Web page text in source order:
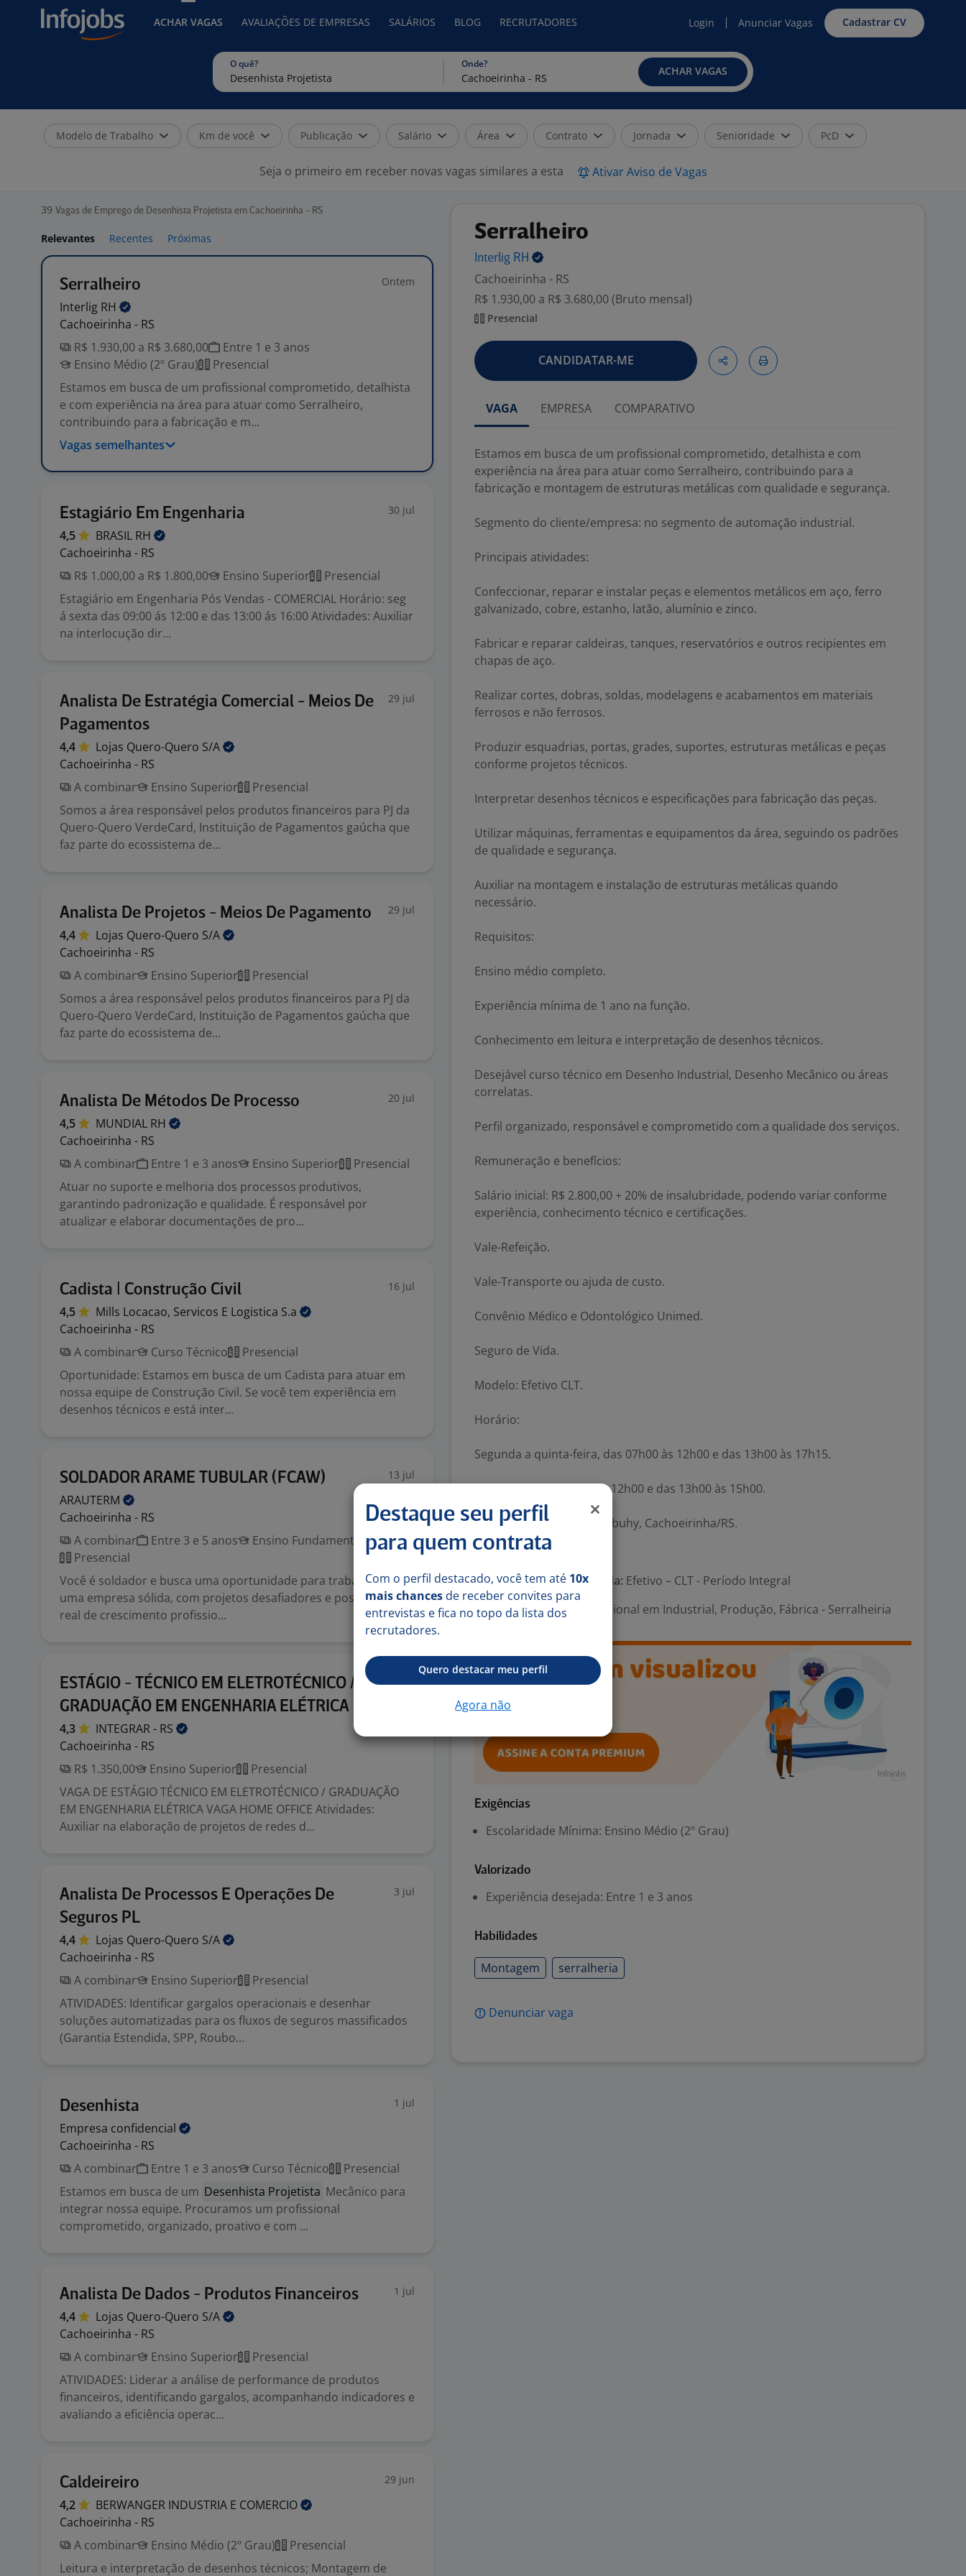
ACHAR VAGAS AVALIAÇÕES DE EMPRESAS SALÁRIOS BLOG RECRUTADORES Login Anunciar Vagas Cadastrar CV
O quê? Onde?
ACHAR VAGAS
Modelo de Trabalho Km de você Publicação Salário Área Contrato Jornada Senioridade PcD
Seja o primeiro em receber novas vagas similares a esta Ativar Aviso de Vagas
39 Vagas de Emprego de Desenhista Projetista em Cachoeirinha - RS
Relevantes Recentes Próximas
Serralheiro Ontem
Interlig RH
Cachoeirinha - RS
R$ 1.930,00 a R$ 3.680,00
Entre 1 e 3 anos
Ensino Médio (2º Grau)
Presencial
Estamos em busca de um profissional comprometido, detalhista
e com experiência na área para atuar como Serralheiro,
contribuindo para a fabricação e m...
Vagas semelhantes
Estagiário Em Engenharia 30 jul
4,5 BRASIL RH
Cachoeirinha - RS
R$ 1.000,00 a R$ 1.800,00
Ensino Superior
Presencial
Estagiário em Engenharia Pós Vendas - COMERCIAL Horário: seg
á sexta das 09:00 ás 12:00 e das 13:00 ás 16:00 Atividades: Auxiliar
na interlocução dir...
Analista De Estratégia Comercial - Meios De
Pagamentos
29 jul
4,4 Lojas Quero-Quero S/A
Cachoeirinha - RS
A combinar
Ensino Superior
Presencial
Somos a área responsável pelos produtos financeiros para PJ da
Quero-Quero VerdeCard, Instituição de Pagamentos gaúcha que
faz parte do ecossistema de...
Analista De Projetos - Meios De Pagamento 29 jul
4,4 Lojas Quero-Quero S/A
Cachoeirinha - RS
A combinar
Ensino Superior
Presencial
Somos a área responsável pelos produtos financeiros para PJ da
Quero-Quero VerdeCard, Instituição de Pagamentos gaúcha que
faz parte do ecossistema de...
Analista De Métodos De Processo 20 jul
4,5 MUNDIAL RH
Cachoeirinha - RS
A combinar
Entre 1 e 3 anos Ensino Superior
Presencial
Atuar no suporte e melhoria dos processos produtivos,
garantindo padronização e qualidade. É responsável por
atualizar e elaborar documentações de pro...
Cadista | Construção Civil 16 jul
4,5 Mills Locacao, Servicos E Logistica S.a
Cachoeirinha - RS
A combinar
Curso Técnico
Presencial
Oportunidade: Estamos em busca de um Cadista para atuar em
nossa equipe de Construção Civil. Se você tem experiência em
desenhos técnicos e está inter...
SOLDADOR ARAME TUBULAR (FCAW) 13 jul
ARAUTERM
Cachoeirinha - RS
A combinar
Entre 3 e 5 anos
Ensino Fundamental (1º grau)
Presencial
Você é soldador e busca uma oportunidade para trabalhar em
uma empresa sólida, com projetos desafiadores e possibilidade
real de crescimento profissio...
ESTÁGIO - TÉCNICO EM ELETROTÉCNICO /
GRADUAÇÃO EM ENGENHARIA ELÉTRICA
4,3 INTEGRAR - RS
Cachoeirinha - RS
R$ 1.350,00
Ensino Superior
Presencial
VAGA DE ESTÁGIO TÉCNICO EM ELETROTÉCNICO / GRADUAÇÃO
EM ENGENHARIA ELÉTRICA VAGA HOME OFFICE Atividades:
Auxiliar na elaboração de projetos de redes d...
Analista De Processos E Operações De
Seguros PL
3 jul
4,4 Lojas Quero-Quero S/A
Cachoeirinha - RS
A combinar
Ensino Superior
Presencial
ATIVIDADES: Identificar gargalos operacionais e desenhar
soluções automatizadas para os fluxos de seguros massificados
(Garantia Estendida, SPP, Roubo...
Desenhista 1 jul
Empresa confidencial
Cachoeirinha - RS
A combinar
Entre 1 e 3 anos Curso Técnico
Presencial
Estamos em busca de um Desenhista Projetista Mecânico para
integrar nossa equipe. Procuramos um profissional
comprometido, organizado, proativo e com ...
Analista De Dados - Produtos Financeiros 1 jul
4,4 Lojas Quero-Quero S/A
Cachoeirinha - RS
A combinar
Ensino Superior
Presencial
ATIVIDADES: Liderar a análise de performance de produtos
financeiros, identificando gargalos, acompanhando indicadores e
avaliando a eficiência operac...
Caldeireiro 29 jun
4,2 BERWANGER INDUSTRIA E COMERCIO
Cachoeirinha - RS
A combinar
Ensino Médio (2º Grau)
Presencial
Leitura e interpretação de desenhos técnicos; Montagem de
Serralheiro
Interlig RH
Cachoeirinha - RS
R$ 1.930,00 a R$ 3.680,00 (Bruto mensal)
Presencial
CANDIDATAR-ME
VAGA EMPRESA COMPARATIVO
Estamos em busca de um profissional comprometido, detalhista e com
experiência na área para atuar como Serralheiro, contribuindo para a
fabricação e montagem de estruturas metálicas com qualidade e segurança.
Segmento do cliente/empresa: no segmento de automação industrial.
Principais atividades:
Confeccionar, reparar e instalar peças e elementos metálicos em aço, ferro
galvanizado, cobre, estanho, latão, alumínio e zinco.
Fabricar e reparar caldeiras, tanques, reservatórios e outros recipientes em
chapas de aço.
Realizar cortes, dobras, soldas, modelagens e acabamentos em materiais
ferrosos e não ferrosos.
Produzir esquadrias, portas, grades, suportes, estruturas metálicas e peças
conforme projetos técnicos.
Interpretar desenhos técnicos e especificações para fabricação das peças.
Utilizar máquinas, ferramentas e equipamentos da área, seguindo os padrões
de qualidade e segurança.
Auxiliar na montagem e instalação de estruturas metálicas quando
necessário.
Requisitos:
Ensino médio completo.
Experiência mínima de 1 ano na função.
Conhecimento em leitura e interpretação de desenhos técnicos.
Desejável curso técnico em Desenho Industrial, Desenho Mecânico ou áreas
correlatas.
Perfil organizado, responsável e comprometido com a qualidade dos serviços.
Remuneração e benefícios:
Salário inicial: R$ 2.800,00 + 20% de insalubridade, podendo variar conforme
experiência, conhecimento técnico e certificações.
Vale-Refeição.
Vale-Transporte ou ajuda de custo.
Convênio Médico e Odontológico Unimed.
Seguro de Vida.
Modelo: Efetivo CLT.
Horário:
Segunda a quinta-feira, das 07h00 às 12h00 e das 13h00 às 17h15.
Sexta-feira, das 07h00 às 12h00 e das 13h00 às 15h00.
Local: Presencial – Vila Imbuhy, Cachoeirinha/RS.
Número de vagas:
Tipo de contrato e Jornada: Efetivo – CLT - Período Integral
Área Profissional:
Operacional em Industrial, Produção, Fábrica - Serralheiria
Exigências
Escolaridade Mínima: Ensino Médio (2º Grau)
Valorizado
Experiência desejada: Entre 1 e 3 anos
Habilidades
Montagem serralheria
Denunciar vaga
Destaque seu perfil
para quem contrata
Com o perfil destacado, você tem até 10x
mais chances de receber convites para
entrevistas e fica no topo da lista dos
recrutadores.
Quero destacar meu perfil
Agora não